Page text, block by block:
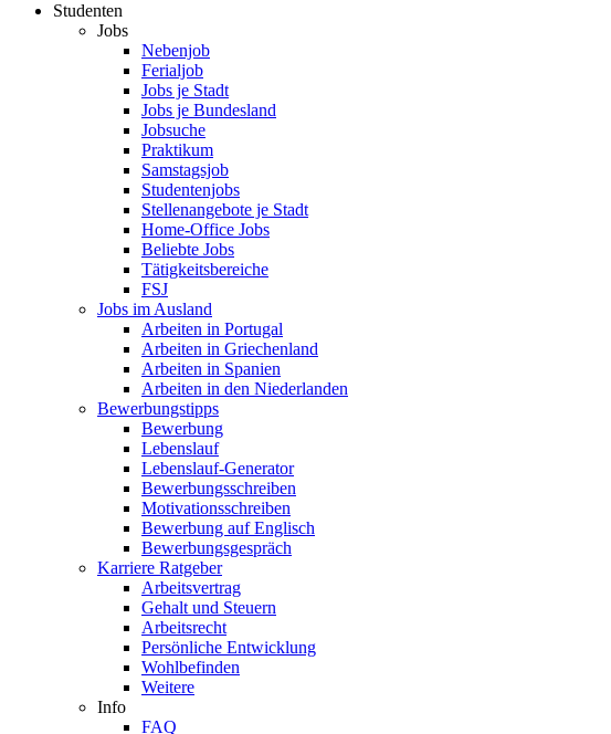
Studenten
Jobs
Nebenjob
Ferialjob
Jobs je Stadt
Jobs je Bundesland
Jobsuche
Praktikum
Samstagsjob
Studentenjobs
Stellenangebote je Stadt
Home-Office Jobs
Beliebte Jobs
Tätigkeitsbereiche
FSJ
Jobs im Ausland
Arbeiten in Portugal
Arbeiten in Griechenland
Arbeiten in Spanien
Arbeiten in den Niederlanden
Bewerbungstipps
Bewerbung
Lebenslauf
Lebenslauf-Generator
Bewerbungsschreiben
Motivationsschreiben
Bewerbung auf Englisch
Bewerbungsgespräch
Karriere Ratgeber
Arbeitsvertrag
Gehalt und Steuern
Arbeitsrecht
Persönliche Entwicklung
Wohlbefinden
Weitere
Info
FAQ